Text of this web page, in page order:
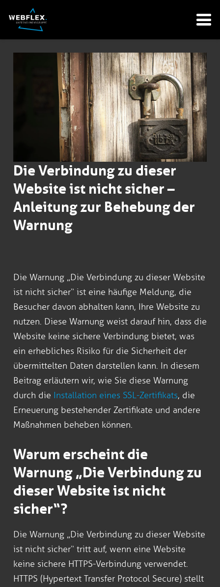
Die Verbindung zu dieser
Website ist nicht sicher –
Anleitung zur Behebung der
Warnung
Die Warnung „Die Verbindung zu dieser Website
ist nicht sicher“ ist eine häufige Meldung, die
Besucher davon abhalten kann, Ihre Website zu
nutzen. Diese Warnung weist darauf hin, dass die
Website keine sichere Verbindung bietet, was
ein erhebliches Risiko für die Sicherheit der
übermittelten Daten darstellen kann. In diesem
Beitrag erläutern wir, wie Sie diese Warnung
durch die Installation eines SSL-Zertifikats, die
Erneuerung bestehender Zertifikate und andere
Maßnahmen beheben können.
Warum erscheint die
Warnung „Die Verbindung zu
dieser Website ist nicht
sicher“?
Die Warnung „Die Verbindung zu dieser Website
ist nicht sicher“ tritt auf, wenn eine Website
keine sichere HTTPS-Verbindung verwendet.
HTTPS (Hypertext Transfer Protocol Secure) stellt